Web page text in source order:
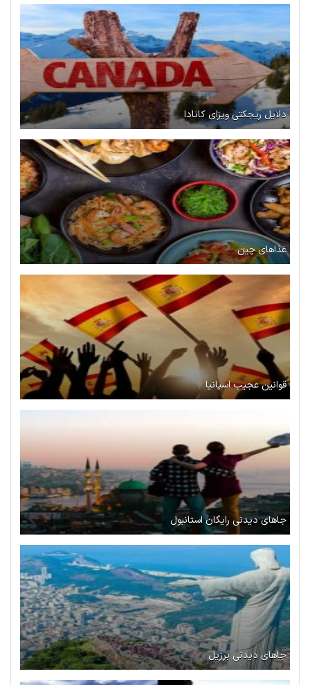
دلایل ریجکتی ویزای کانادا
غذاهای چین
قوانین عجیب اسپانیا
جاهای دیدنی رایگان استانبول
جاهای دیدنی برزیل